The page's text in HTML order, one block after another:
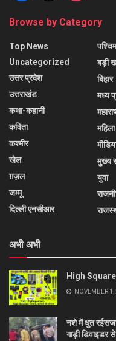
Browse by Category
Top News
Uncategorized
उत्तर प्रदेश
उत्तराखंड
कथा-कहानी
कविता
कश्मीर
खेल
ग़ज़ल
जम्मू
दिल्ली एनसीआर
बड़ी
बिहार
मध्य
महिला
मुख्य
युवा
अभी अभी
High Square
NOVEMBER 1,
नशे में धुत
गाड़ी डिवाइडर